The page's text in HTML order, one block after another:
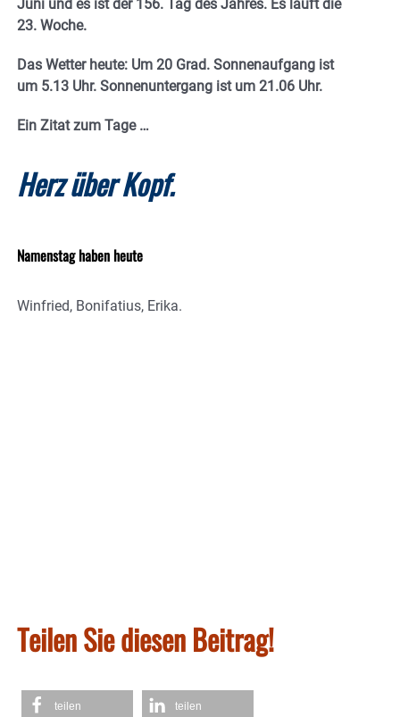
Juni und es ist der 156. Tag des Jahres. Es läuft die
23. Woche.
Das Wetter heute: Um 20 Grad. Sonnenaufgang ist
um 5.13 Uhr. Sonnenuntergang ist um 21.06 Uhr.
Ein Zitat zum Tage …
Herz über Kopf.
Namenstag haben heute
Winfried, Bonifatius, Erika.
Teilen Sie diesen Beitrag!
teilen teilen